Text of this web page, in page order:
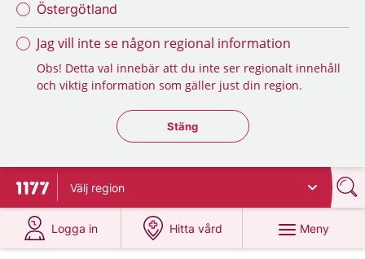
Östergötland
Jag vill inte se någon regional information
Obs! Detta val innebär att du inte ser regionalt innehåll
och viktig information som gäller just din region.
Stäng regionsväljaren
Stäng
Till startsidan för 1177
Välj region
Logga in
på 1177.se
Hitta vård
på 1177.se
Meny